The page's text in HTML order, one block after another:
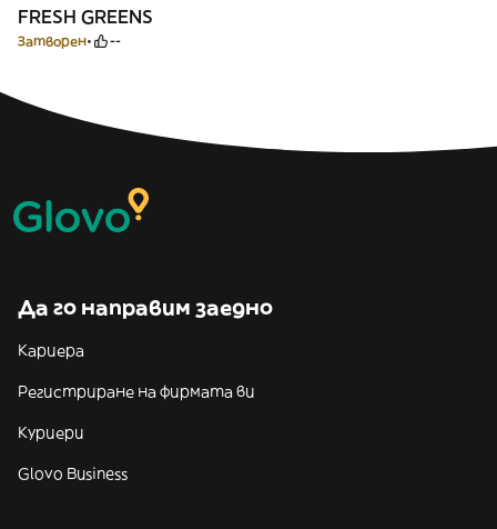
FRESH GREENS
Затворен --
Да го направим заедно
Кариера
Регистриране на фирмата ви
Куриери
Glovo Business